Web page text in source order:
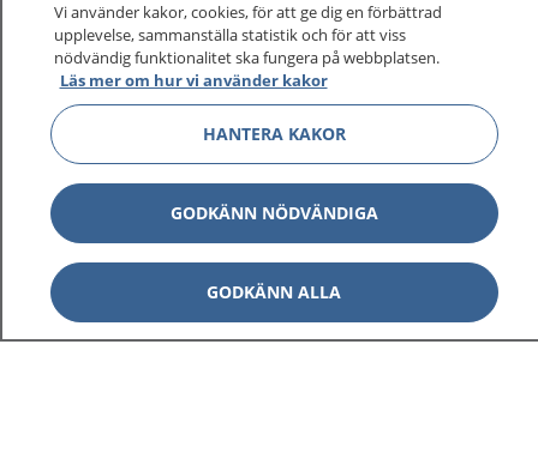
1177–tryggt om din hälsa och vård
På 1177.se får du råd om hälsa och information om
sjukdomar och vilka mottagningar du kan kontakta.
Logga in för att läsa din journal och göra dina
vårdärenden. Ring telefonnummer 1177 för
sjukvårdsrådgivning dygnet runt.
1177 ger dig råd när du vill må bättre.
Vi använder kakor, cookies, för att ge dig en förbättrad
upplevelse, sammanställa statistik och för att viss
nödvändig funktionalitet ska fungera på webbplatsen.
Läs mer om hur vi använder kakor
HANTERA KAKOR
GODKÄNN NÖDVÄNDIGA
GODKÄNN ALLA